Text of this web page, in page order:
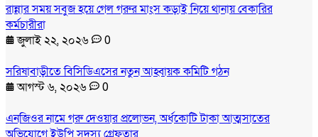
রান্নার সময় সবুজ হয়ে গেল গরুর মাংস কড়াই নিয়ে থানায় বেকারির
কর্মচারীরা
জুলাই ২২, ২০২৬
0
সরিষাবাড়ীতে বিসিডিএসের নতুন আহ্বায়ক কমিটি গঠন
আগস্ট ৬, ২০২৬
0
এনজিওর নামে গরু দেওয়ার প্রলোভন, অর্ধকোটি টাকা আত্মসাতের